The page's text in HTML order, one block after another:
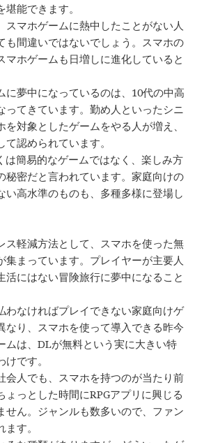
能できます。
スマホゲームに熱中したことがない人
も間違いではないでしょう。スマホの
マホゲームも日増しに進化していると
に夢中になっているのは、10代の中高
ってきています。勤め人といったシニ
を対象としたゲームをやる人が増え、
認められています。
は簡易的なゲームではなく、楽しみ方
秘密だと言われています。家庭向けの
い高水準のものも、多種多様に登場し
ス軽減方法として、スマホを使った無
集まっています。プレイヤーが主要人
活にはない冒険旅行に夢中になること
わなければプレイできない家庭向けゲ
なり、スマホを使って導入できる昨今
ムは、DLが無料という実に大きい特
です。
会人でも、スマホを持つのが当たり前
ょっとした時間にRPGアプリに興じる
せん。ジャンルも数多いので、ファン
す。